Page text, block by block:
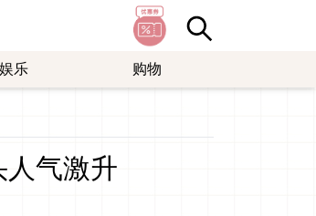
乐 购物
气激升